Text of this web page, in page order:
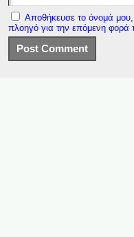
Αποθήκευσε το όνομά μου,
πλοηγό για την επόμενη